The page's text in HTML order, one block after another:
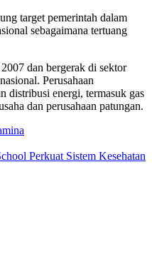
target pemerintah dalam
sebagaimana tertuang
dan bergerak di sektor
Perusahaan
distribusi energi, termasuk gas
dan perusahaan patungan.
Perkuat Sistem Kesehatan